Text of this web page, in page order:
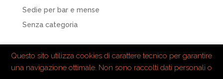
Sedie per bar e mense
Senza categoria
Questo sito utilizza cookies di carattere tecnico per garantire
una navigazione ottimale. Non sono raccolti dati personali o